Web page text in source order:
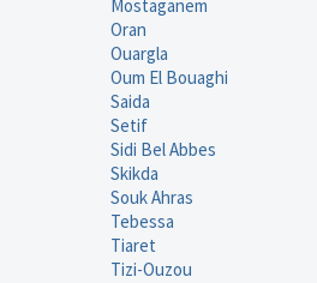
Mostaganem
Oran
Ouargla
Oum El Bouaghi
Saida
Setif
Sidi Bel Abbes
Skikda
Souk Ahras
Tebessa
Tiaret
Tizi-Ouzou